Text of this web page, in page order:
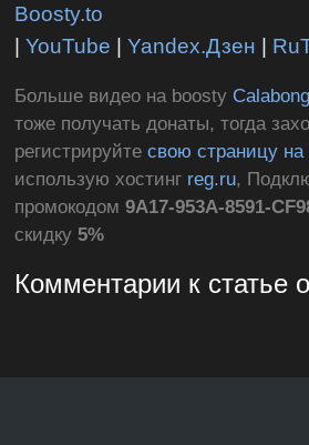
Boosty.to
|YouTube |Yandex.Дзен |
Больше видео на boosty
тоже получать донаты, тогда
регистрируйтесвою страницу на
использую хостинг reg.ru,
промокодом9A17-953A-8591-
скидку5%
Комментарии к статье